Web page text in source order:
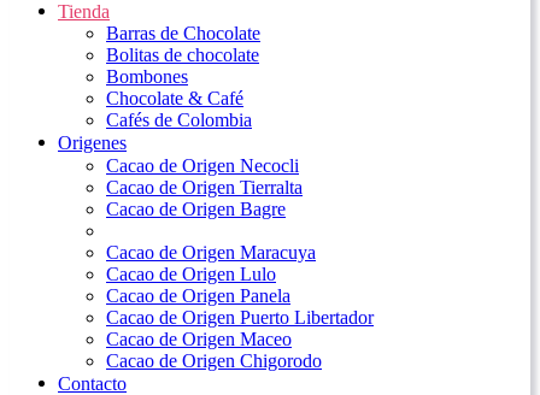
Tienda
Barras de Chocolate
Bolitas de chocolate
Bombones
Chocolate & Café
Cafés de Colombia
Origenes
Cacao de Origen Necocli
Cacao de Origen Tierralta
Cacao de Origen Bagre
Cacao de Origen Maracuya
Cacao de Origen Lulo
Cacao de Origen Panela
Cacao de Origen Puerto Libertador
Cacao de Origen Maceo
Cacao de Origen Chigorodo
Contacto